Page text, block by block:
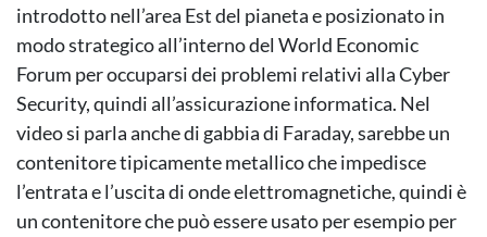
introdotto nell’area Est del pianeta e posizionato in
modo strategico all’interno del World Economic
Forum per occuparsi dei problemi relativi alla Cyber
Security, quindi all’assicurazione informatica. Nel
video si parla anche di gabbia di Faraday, sarebbe un
contenitore tipicamente metallico che impedisce
l’entrata e l’uscita di onde elettromagnetiche, quindi è
un contenitore che può essere usato per esempio per